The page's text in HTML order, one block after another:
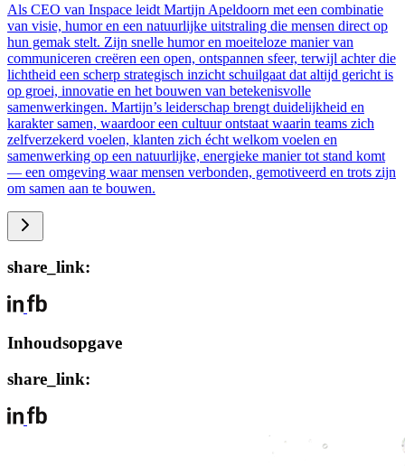
Als CEO van Inspace leidt Martijn Apeldoorn met een combinatie
van visie, humor en een natuurlijke uitstraling die mensen direct op
hun gemak stelt. Zijn snelle humor en moeiteloze manier van
communiceren creëren een open, ontspannen sfeer, terwijl achter die
lichtheid een scherp strategisch inzicht schuilgaat dat altijd gericht is
op groei, innovatie en het bouwen van betekenisvolle
samenwerkingen. Martijn’s leiderschap brengt duidelijkheid en
karakter samen, waardoor een cultuur ontstaat waarin teams zich
zelfverzekerd voelen, klanten zich écht welkom voelen en
samenwerking op een natuurlijke, energieke manier tot stand komt
— een omgeving waar mensen verbonden, gemotiveerd en trots zijn
om samen aan te bouwen.
share_link:
Inhoudsopgave
share_link: